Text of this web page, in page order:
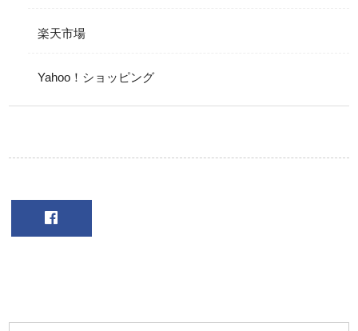
楽天市場
Yahoo！ショッピング